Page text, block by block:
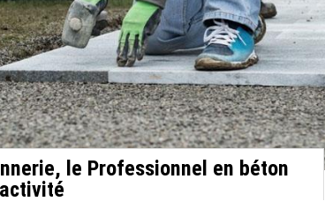
le Professionnel en béton